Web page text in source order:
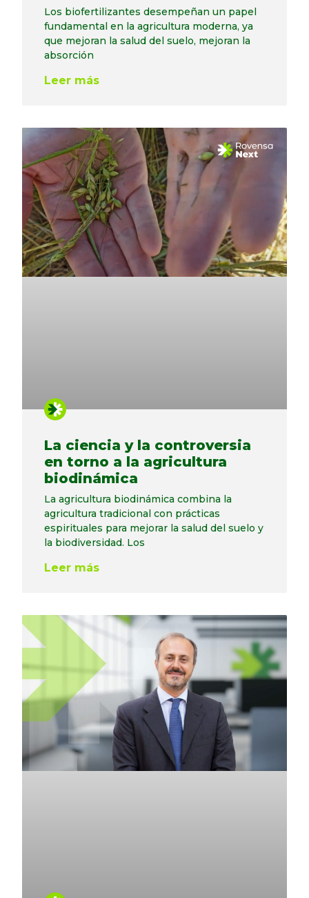
Los biofertilizantes desempeñan un papel
fundamental en la agricultura moderna, ya
que mejoran la salud del suelo, mejoran la
absorción
Leer más
La ciencia y la controversia
en torno a la agricultura
biodinámica
La agricultura biodinámica combina la
agricultura tradicional con prácticas
espirituales para mejorar la salud del suelo y
la biodiversidad. Los
Leer más